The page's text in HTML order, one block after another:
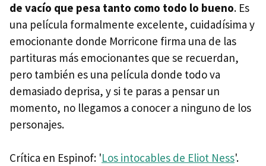
de vacío que pesa tanto como todo lo bueno. Es
una película formalmente excelente, cuidadísima y
emocionante donde Morricone firma una de las
partituras más emocionantes que se recuerdan,
pero también es una película donde todo va
demasiado deprisa, y si te paras a pensar un
momento, no llegamos a conocer a ninguno de los
personajes.
Crítica en Espinof: 'Los intocables de Eliot Ness'.